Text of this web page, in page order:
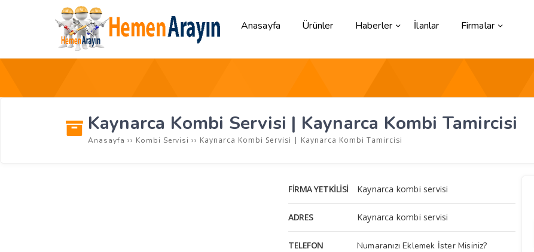
Anasayfa Ürünler Haberler İlanlar Firmalar
Kaynarca Kombi Servisi | Kaynarca Kombi Tamircisi
Anasayfa ›› Kombi Servisi ›› Kaynarca Kombi Servisi | Kaynarca Kombi Tamircisi
FIRMA YETKILISI Kaynarca kombi servisi
ADRES Kaynarca kombi servisi
TELEFON Numaranızı Eklemek İster Misiniz?